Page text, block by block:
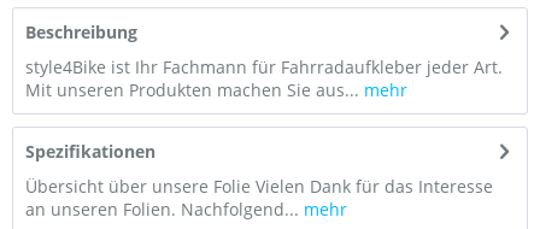
Beschreibung
style4Bike ist Ihr Fachmann für Fahrradaufkleber jeder Art.
Mit unseren Produkten machen Sie aus... mehr
Spezifikationen
Übersicht über unsere Folie Vielen Dank für das Interesse
an unseren Folien. Nachfolgend... mehr